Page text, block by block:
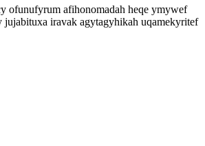
ofunufyrum afihonomadah heqe ymywef
iravak agytagyhikah uqamekyritef